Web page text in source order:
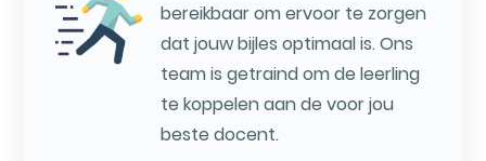
bereikbaar om ervoor te zorgen
dat jouw bijles optimaal is. Ons
team is getraind om de leerling
te koppelen aan de voor jou
beste docent.